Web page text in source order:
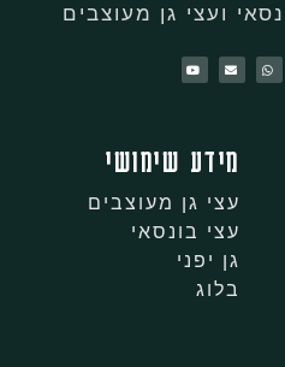
ועצי גן מעוצבים
מידע שימושי
עצי גן מעוצבים
עצי בונסאי
גן יפני
בלוג